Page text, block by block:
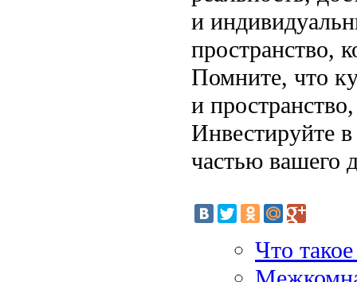
и
пространство,
Помните, что
и
Инвестируйте
частью вашего
Что